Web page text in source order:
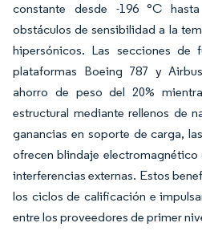
constante desde -196 °C
obstáculos de sensibilidad a la
hipersónicos. Las secciones de
plataformas Boeing 787 y
ahorro de peso del 20%
estructural mediante rellenos de
ganancias en soporte de carga,
ofrecen blindaje
interferencias externas. Estos
los ciclos de calificación e
entre los proveedores de primer